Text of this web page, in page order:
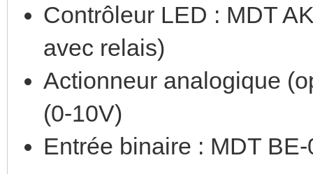
Contrôleur LED : MDT
avec relais)
Actionneur analogique
(0-10V)
Entrée binaire : MDT